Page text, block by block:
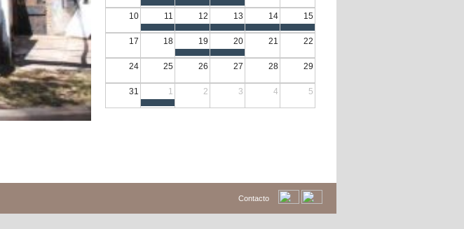
10 11 12 13 14 15
17 18 19 20 21 22
24 25 26 27 28 29
31 1 2 3 4 5
Contacto